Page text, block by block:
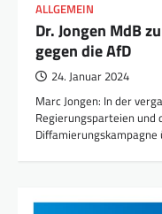
ALLGEMEIN
Dr. Jongen MdB
gegen die AfD
24. Januar 2024
Marc Jongen: In der
Regierungsparteien